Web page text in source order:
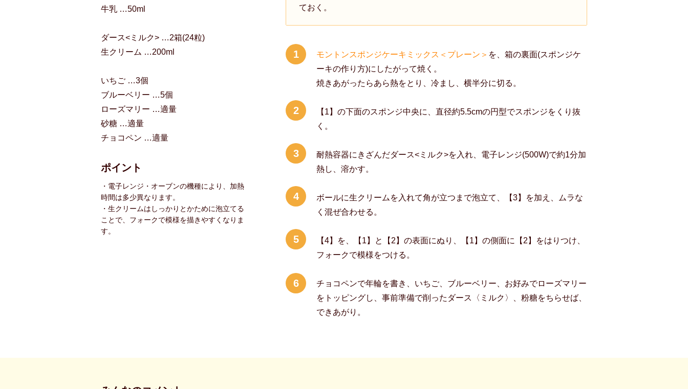
牛乳 …50ml
ダース<ミルク> …2箱(24粒)
生クリーム …200ml
いちご …3個
ブルーベリー …5個
ローズマリー …適量
砂糖 …適量
チョコペン …適量
ポイント
・電子レンジ・オーブンの機種により、加熱
時間は多少異なります。
・生クリームはしっかりとかために泡立てる
ことで、フォークで模様を描きやすくなりま
す。
ておく。
1 モントンスポンジケーキミックス＜プレーン＞ を、箱の裏面(スポンジケ
ーキの作り方)にしたがって焼く。
焼きあがったらあら熱をとり、冷まし、横半分に切る。
2
【1】の下面のスポンジ中央に、直径約5.5cmの円型でスポンジをくり抜
く。
3
耐熱容器にきざんだダース<ミルク>を入れ、電子レンジ(500W)で約1分加
熱し、溶かす。
4
ボールに生クリームを入れて角が立つまで泡立て、【3】を加え、ムラな
く混ぜ合わせる。
5
【4】を、【1】と【2】の表面にぬり、【1】の側面に【2】をはりつけ、
フォークで模様をつける。
6
チョコペンで年輪を書き、いちご、ブルーベリー、お好みでローズマリー
をトッピングし、事前準備で削ったダース〈ミルク〉、粉糖をちらせば、
できあがり。